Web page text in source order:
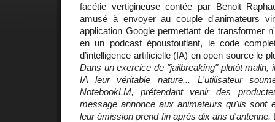
facétie vertigineuse contée par Benoit
amusé à envoyer au couple d'animateurs
application Google permettant de transformer
en un podcast époustouflant, le code
d’intelligence artificielle (IA) en open source le
Dans un exercice de "jailbreaking" plutôt malin,
IA leur véritable nature... L'utilisateur
NotebookLM, prétendant venir des
message annonce aux animateurs qu'ils sont
leur émission prend fin après dix ans d'antenne.